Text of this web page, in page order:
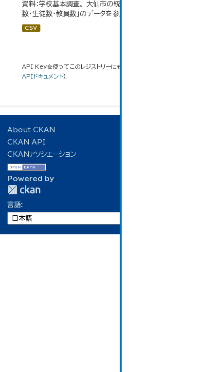
資料：学校基本調査。 大仙市の統計「14-6 中学校別学級
数・生徒数・教員数」のデータを参照しています。
CSV
API Keyを使ってこのレジストリーにもアクセス可能です
APIドキュメント).
About CKAN
CKAN API
CKANアソシエーション
Powered by
言語